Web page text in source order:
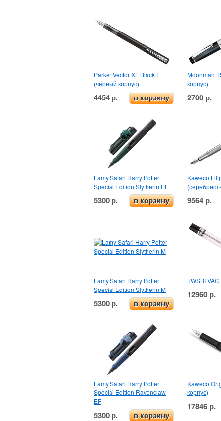
Parker Vector XL Black F
(черный корпус)
4454 р. в корзину
Moonman
корпус)
2700 р.
Lamy Safari Harry Potter
Special Edition Slytherin EF
5300 р. в корзину
Kaweco
9564 р.
Lamy Safari Harry Potter
Special Edition Slytherin M
5300 р. в корзину
TWSBI
12960 р.
Lamy Safari Harry Potter
Special Edition Ravenclaw
EF
5300 р. в корзину
Kaweco
корпус)
17846 р.